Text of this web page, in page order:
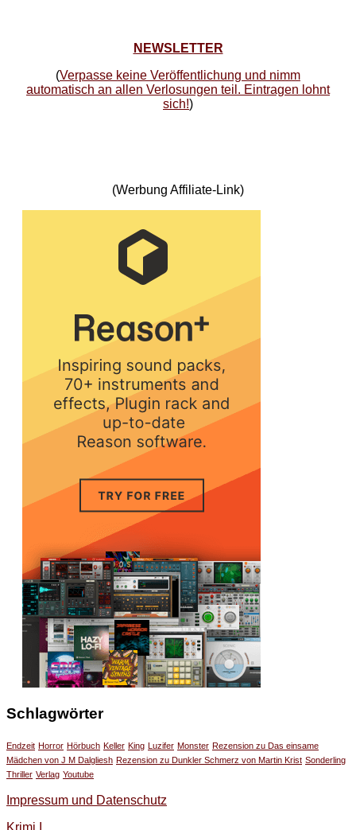
NEWSLETTER
(Verpasse keine Veröffentlichung und nimm
automatisch an allen Verlosungen teil. Eintragen lohnt
sich!)
(Werbung Affiliate-Link)
Schlagwörter
Endzeit Horror Hörbuch Keller King Luzifer Monster Rezension zu Das einsame
Mädchen von J M Dalgliesh Rezension zu Dunkler Schmerz von Martin Krist Sonderling
Thriller Verlag Youtube
Impressum und Datenschutz